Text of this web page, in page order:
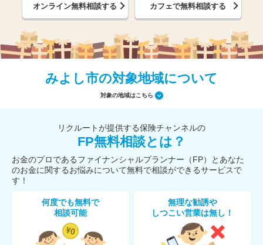
オンライン無料相談する カフェで無料相談する
みよし市の対象地域について
対象の地域はこちら
リクルートが提供する保険チャンネルの
FP無料相談とは？
お金のプロであるファイナンシャルプランナー（FP）とあなた
のお金に関するお悩みについて無料で相談ができるサービスで
す！
何度でも無料で
相談可能
無理な勧誘や
しつこい営業は無し！